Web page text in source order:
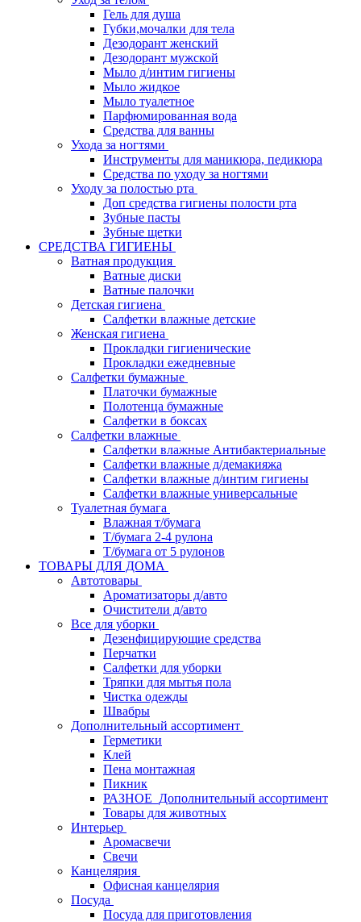
Гель для душа
Губки,мочалки для тела
Дезодорант женский
Дезодорант мужской
Мыло д/интим гигиены
Мыло жидкое
Мыло туалетное
Парфюмированная вода
Средства для ванны
Ухода за ногтями
Инструменты для маникюра, педикюра
Средства по уходу за ногтями
Уходу за полостью рта
Доп средства гигиены полости рта
Зубные пасты
Зубные щетки
СРЕДСТВА ГИГИЕНЫ
Ватная продукция
Ватные диски
Ватные палочки
Детская гигиена
Салфетки влажные детские
Женская гигиена
Прокладки гигиенические
Прокладки ежедневные
Салфетки бумажные
Платочки бумажные
Полотенца бумажные
Салфетки в боксах
Салфетки влажные
Салфетки влажные Антибактериальные
Салфетки влажные д/демакияжа
Салфетки влажные д/интим гигиены
Салфетки влажные универсальные
Туалетная бумага
Влажная т/бумага
Т/бумага 2-4 рулона
Т/бумага от 5 рулонов
ТОВАРЫ ДЛЯ ДОМА
Автотовары
Ароматизаторы д/авто
Очистители д/авто
Все для уборки
Дезенфицирующие средства
Перчатки
Салфетки для уборки
Тряпки для мытья пола
Чистка одежды
Швабры
Дополнительный ассортимент
Герметики
Клей
Пена монтажная
Пикник
РАЗНОЕ_Дополнительный ассортимент
Товары для животных
Интерьер
Аромасвечи
Свечи
Канцелярия
Офисная канцелярия
Посуда
Посуда для приготовления